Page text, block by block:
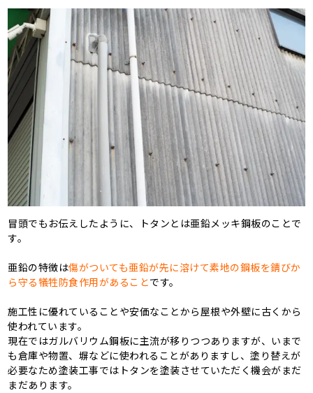
冒頭でもお伝えしたように、トタンとは亜鉛メッキ鋼板のことで
す。
亜鉛の特徴は傷がついても亜鉛が先に溶けて素地の鋼板を錆びか
ら守る犠牲防食作用があることです。
施工性に優れていることや安価なことから屋根や外壁に古くから
使われています。
現在ではガルバリウム鋼板に主流が移りつつありますが、いまで
も倉庫や物置、塀などに使われることがありますし、塗り替えが
必要なため塗装工事ではトタンを塗装させていただく機会がまだ
まだあります。